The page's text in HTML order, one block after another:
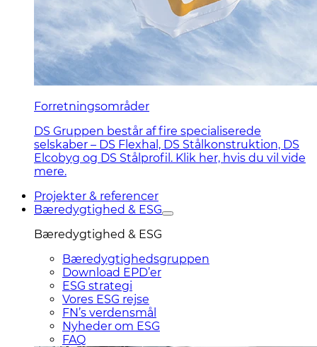
Forretningsområder
DS Gruppen består af fire specialiserede
selskaber – DS Flexhal, DS Stålkonstruktion, DS
Elcobyg og DS Stålprofil. Klik her, hvis du vil vide
mere.
Projekter & referencer
Bæredygtighed & ESG
Bæredygtighed & ESG
Bæredygtighedsgruppen
Download EPD’er
ESG strategi
Vores ESG rejse
FN’s verdensmål
Nyheder om ESG
FAQ